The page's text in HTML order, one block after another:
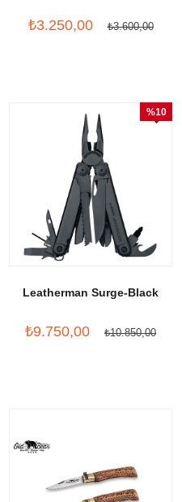
₺3.250,00 ₺3.600,00
Leatherman Surge-Black
₺9.750,00 ₺10.850,00
%10